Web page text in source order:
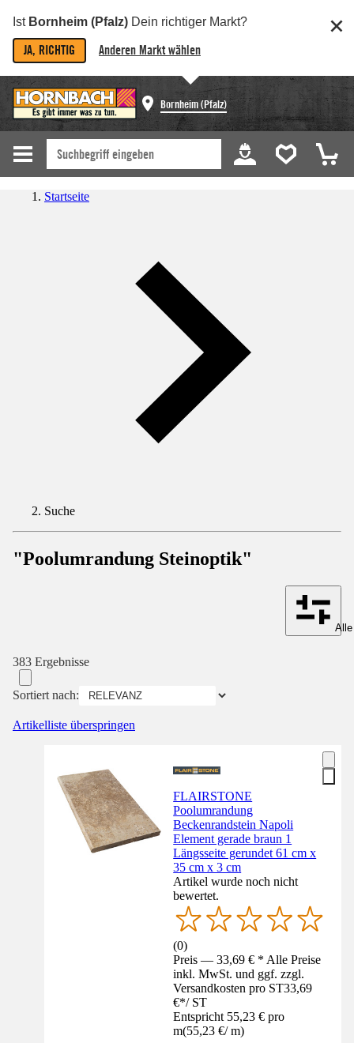
Ist Bornheim (Pfalz) Dein richtiger Markt?
JA, RICHTIG Anderen Markt wählen
Bornheim (Pfalz)
Startseite
Suche
"Poolumrandung Steinoptik"
383 Ergebnisse
Sortiert nach:
Artikelliste überspringen
FLAIRSTONE
Poolumrandung
Beckenrandstein Napoli
Element gerade braun 1
Längsseite gerundet 61 cm x
35 cm x 3 cm
Artikel wurde noch nicht
bewertet.
(0)
Preis — 33,69 € * Alle Preise
inkl. MwSt. und ggf. zzgl.
Versandkosten pro ST33,69
€*/ ST
Entspricht 55,23 € pro
m(55,23 €/ m)